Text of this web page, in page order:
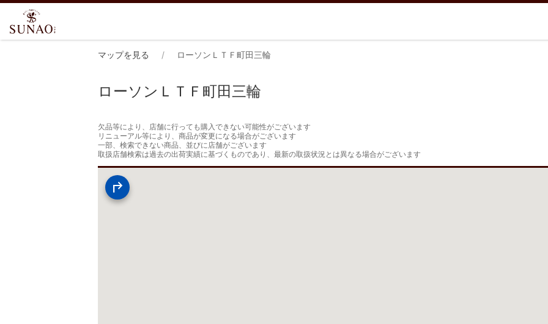
マップを見る ローソンＬＴＦ町田三輪
ローソンＬＴＦ町田三輪
欠品等により、店舗に行っても購入できない可能性がございます
リニューアル等により、商品が変更になる場合がございます
一部、検索できない商品、並びに店舗がございます
取扱店舗検索は過去の出荷実績に基づくものであり、最新の取扱状況とは異なる場合がございます